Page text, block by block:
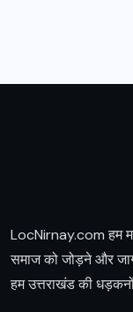
LocNirnay.com हम
समाज को जोड़ने और
हम उत्तराखंड की